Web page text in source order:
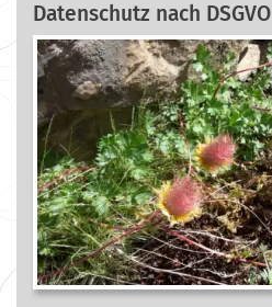
Datenschutz nach DSGVO